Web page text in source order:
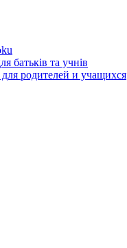
батьків та учнів
родителей и учащихся